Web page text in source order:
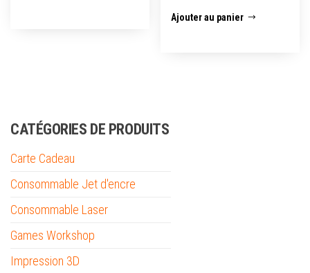
Ajouter au panier
CATÉGORIES DE PRODUITS
Carte Cadeau
Consommable Jet d'encre
Consommable Laser
Games Workshop
Impression 3D